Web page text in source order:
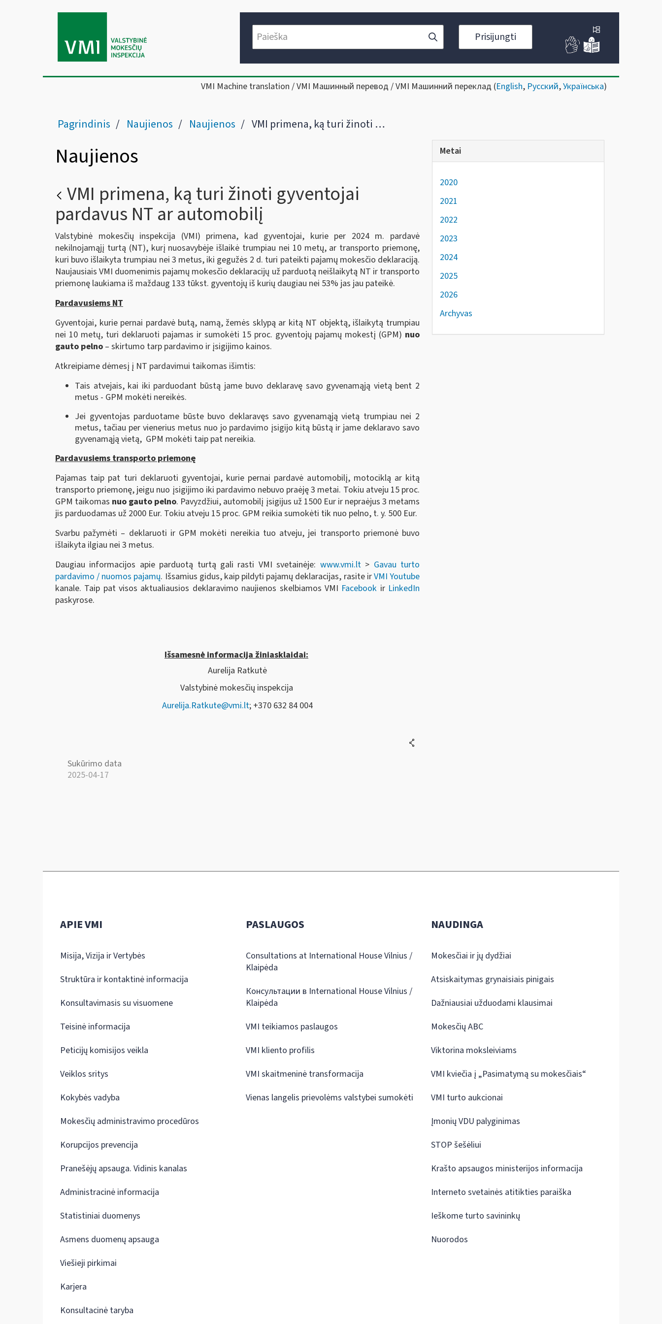
Prisijungti
VMI Machine translation / VMI Машинный перевод / VMI Машинний переклад (English, Русский,Українська)
Pagrindinis Naujienos Naujienos VMI primena, ką turi žinoti gyventojai pardavus NT ar automobilį
Naujienos
VMI primena, ką turi žinoti gyventojai
pardavus NT ar automobilį
Valstybinė mokesčių inspekcija (VMI) primena, kad gyventojai, kurie per 2024 m. pardavė
nekilnojamąjį turtą (NT), kurį nuosavybėje išlaikė trumpiau nei 10 metų, ar transporto priemonę,
kuri buvo išlaikyta trumpiau nei 3 metus, iki gegužės 2 d. turi pateikti pajamų mokesčio deklaraciją.
Naujausiais VMI duomenimis pajamų mokesčio deklaracijų už parduotą neišlaikytą NT ir transporto
priemonę laukiama iš maždaug 133 tūkst. gyventojų iš kurių daugiau nei 53% jas jau pateikė.
Pardavusiems NT
Gyventojai, kurie pernai pardavė butą, namą, žemės sklypą ar kitą NT objektą, išlaikytą trumpiau
nei 10 metų, turi deklaruoti pajamas ir sumokėti 15 proc. gyventojų pajamų mokestį (GPM) nuo
gauto pelno – skirtumo tarp pardavimo ir įsigijimo kainos.
Atkreipiame dėmesį į NT pardavimui taikomas išimtis:
Tais atvejais, kai iki parduodant būstą jame buvo deklaravę savo gyvenamąją vietą bent 2
metus - GPM mokėti nereikės.
Jei gyventojas parduotame būste buvo deklaravęs savo gyvenamąją vietą trumpiau nei 2
metus, tačiau per vienerius metus nuo jo pardavimo įsigijo kitą būstą ir jame deklaravo savo
gyvenamąją vietą, GPM mokėti taip pat nereikia.
Pardavusiems transporto priemonę
Pajamas taip pat turi deklaruoti gyventojai, kurie pernai pardavė automobilį, motociklą ar kitą
transporto priemonę, jeigu nuo įsigijimo iki pardavimo nebuvo praėję 3 metai. Tokiu atveju 15 proc.
GPM taikomas nuo gauto pelno. Pavyzdžiui, automobilį įsigijus už 1500 Eur ir nepraėjus 3 metams
jis parduodamas už 2000 Eur. Tokiu atveju 15 proc. GPM reikia sumokėti tik nuo pelno, t. y. 500 Eur.
Svarbu pažymėti – deklaruoti ir GPM mokėti nereikia tuo atveju, jei transporto priemonė buvo
išlaikyta ilgiau nei 3 metus.
Daugiau informacijos apie parduotą turtą gali rasti VMI svetainėje: www.vmi.lt> Gavau turto
pardavimo / nuomos pajamų. Išsamius gidus, kaip pildyti pajamų deklaracijas, rasite irVMI Youtube
kanale. Taip pat visos aktualiausios deklaravimo naujienos skelbiamos VMI Facebook ir LinkedIn
paskyrose.
Išsamesnė informacija žiniasklaidai:
Aurelija Ratkutė
Valstybinė mokesčių inspekcija
Aurelija.Ratkute@vmi.lt; +370 632 84 004
Sukūrimo data
2025-04-17
Metai
2020
2021
2022
2023
2024
2025
2026
Archyvas
APIE VMI
Misija, Vizija ir Vertybės
Struktūra ir kontaktinė informacija
Konsultavimasis su visuomene
Teisinė informacija
Peticijų komisijos veikla
Veiklos sritys
Kokybės vadyba
Mokesčių administravimo procedūros
Korupcijos prevencija
Pranešėjų apsauga. Vidinis kanalas
Administracinė informacija
Statistiniai duomenys
Asmens duomenų apsauga
Viešieji pirkimai
Karjera
Konsultacinė taryba
PASLAUGOS
Consultations at International House Vilnius /
Klaipėda
Консультации в International House Vilnius /
Klaipėda
VMI teikiamos paslaugos
VMI kliento profilis
VMI skaitmeninė transformacija
Vienas langelis prievolėms valstybei sumokėti
NAUDINGA
Mokesčiai ir jų dydžiai
Atsiskaitymas grynaisiais pinigais
Dažniausiai užduodami klausimai
Mokesčių ABC
Viktorina moksleiviams
VMI kviečia į „Pasimatymą su mokesčiais“
VMI turto aukcionai
Įmonių VDU palyginimas
STOP šešėliui
Krašto apsaugos ministerijos informacija
Interneto svetainės atitikties paraiška
Ieškome turto savininkų
Nuorodos